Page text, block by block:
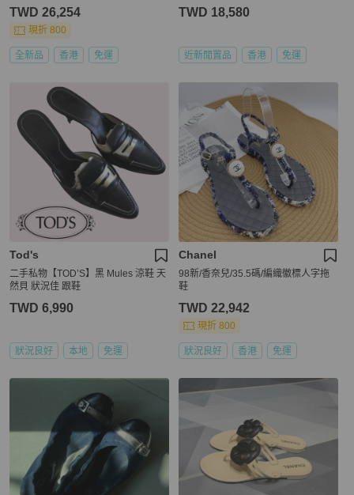
TWD 26,254
現折 800
全新品 香港 免運
TWD 18,580
近新閒置品 香港 免運
Tod's
二手私物【TOD’S】黑 Mules 涼鞋 天
然貝 狀況佳 跟鞋
TWD 6,990
狀況良好 本地 免運
Chanel
98新/香奈兒/35.5碼/編織徽標人字拖
鞋
TWD 22,942
現折 800
狀況良好 香港 免運